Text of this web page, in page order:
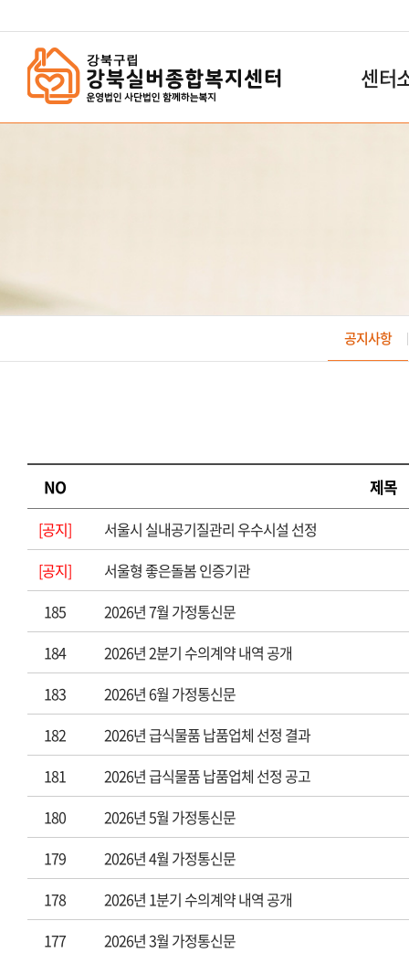
센터
공지사항
NO 제목
[공지]
서울시 실내공기질관리 우수시설 선정
[공지]
서울형 좋은돌봄 인증기관
185
2026년 7월 가정통신문
184
2026년 2분기 수의계약 내역 공개
183
2026년 6월 가정통신문
182
2026년 급식물품 납품업체 선정 결과
181
2026년 급식물품 납품업체 선정 공고
180
2026년 5월 가정통신문
179
2026년 4월 가정통신문
178
2026년 1분기 수의계약 내역 공개
177
2026년 3월 가정통신문